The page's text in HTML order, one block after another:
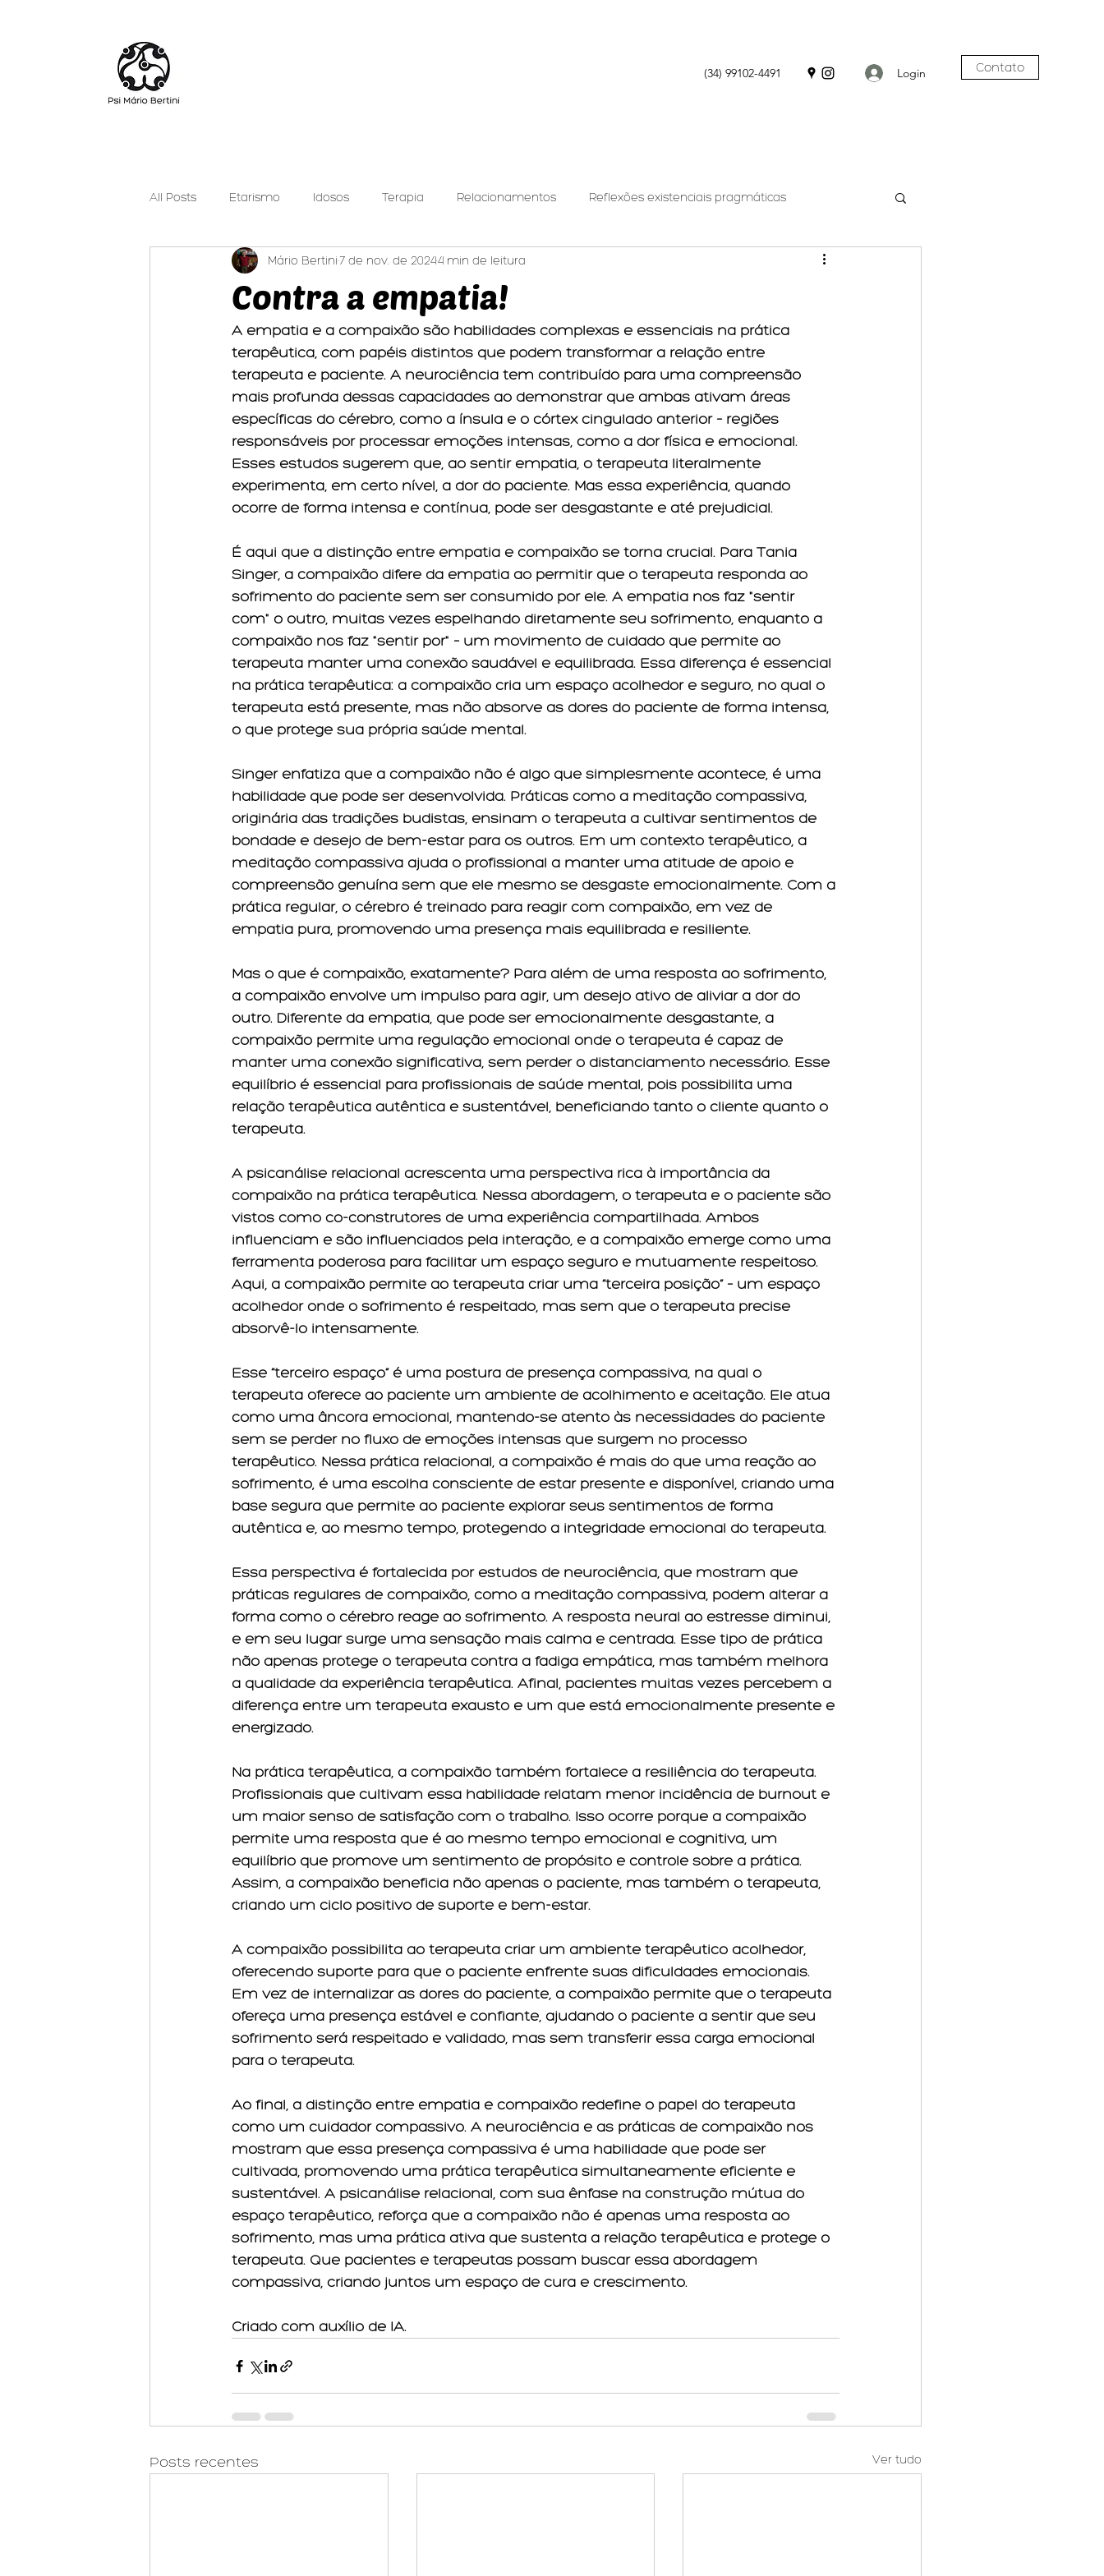
(34) 99102-4491 Login Contato
All Posts Etarismo Idosos Terapia Relacionamentos Reflexões existenciais pragmáticas
Cuidar Pode Ser Leve Psicanálise Relacional
Contra a empatia!
Mário Bertini7 de nov. de 20244 min de leitura
A empatia e a compaixão são habilidades complexas e essenciais na prática
terapêutica, com papéis distintos que podem transformar a relação entre
terapeuta e paciente. A neurociência tem contribuído para uma compreensão
mais profunda dessas capacidades ao demonstrar que ambas ativam áreas
específicas do cérebro, como a ínsula e o córtex cingulado anterior – regiões
responsáveis por processar emoções intensas, como a dor física e emocional.
Esses estudos sugerem que, ao sentir empatia, o terapeuta literalmente
experimenta, em certo nível, a dor do paciente. Mas essa experiência, quando
ocorre de forma intensa e contínua, pode ser desgastante e até prejudicial.
É aqui que a distinção entre empatia e compaixão se torna crucial. Para Tania
Singer, a compaixão difere da empatia ao permitir que o terapeuta responda ao
sofrimento do paciente sem ser consumido por ele. A empatia nos faz "sentir
com" o outro, muitas vezes espelhando diretamente seu sofrimento, enquanto a
compaixão nos faz "sentir por" – um movimento de cuidado que permite ao
terapeuta manter uma conexão saudável e equilibrada. Essa diferença é essencial
na prática terapêutica: a compaixão cria um espaço acolhedor e seguro, no qual o
terapeuta está presente, mas não absorve as dores do paciente de forma intensa,
o que protege sua própria saúde mental.
Singer enfatiza que a compaixão não é algo que simplesmente acontece; é uma
habilidade que pode ser desenvolvida. Práticas como a meditação compassiva,
originária das tradições budistas, ensinam o terapeuta a cultivar sentimentos de
bondade e desejo de bem-estar para os outros. Em um contexto terapêutico, a
meditação compassiva ajuda o profissional a manter uma atitude de apoio e
compreensão genuína sem que ele mesmo se desgaste emocionalmente. Com a
prática regular, o cérebro é treinado para reagir com compaixão, em vez de
empatia pura, promovendo uma presença mais equilibrada e resiliente.
Mas o que é compaixão, exatamente? Para além de uma resposta ao sofrimento,
a compaixão envolve um impulso para agir, um desejo ativo de aliviar a dor do
outro. Diferente da empatia, que pode ser emocionalmente desgastante, a
compaixão permite uma regulação emocional onde o terapeuta é capaz de
manter uma conexão significativa, sem perder o distanciamento necessário. Esse
equilíbrio é essencial para profissionais de saúde mental, pois possibilita uma
relação terapêutica autêntica e sustentável, beneficiando tanto o cliente quanto o
terapeuta.
A psicanálise relacional acrescenta uma perspectiva rica à importância da
compaixão na prática terapêutica. Nessa abordagem, o terapeuta e o paciente são
vistos como co-construtores de uma experiência compartilhada. Ambos
influenciam e são influenciados pela interação, e a compaixão emerge como uma
ferramenta poderosa para facilitar um espaço seguro e mutuamente respeitoso.
Aqui, a compaixão permite ao terapeuta criar uma “terceira posição” – um espaço
acolhedor onde o sofrimento é respeitado, mas sem que o terapeuta precise
absorvê-lo intensamente.
Esse “terceiro espaço” é uma postura de presença compassiva, na qual o
terapeuta oferece ao paciente um ambiente de acolhimento e aceitação. Ele atua
como uma âncora emocional, mantendo-se atento às necessidades do paciente
sem se perder no fluxo de emoções intensas que surgem no processo
terapêutico. Nessa prática relacional, a compaixão é mais do que uma reação ao
sofrimento; é uma escolha consciente de estar presente e disponível, criando uma
base segura que permite ao paciente explorar seus sentimentos de forma
autêntica e, ao mesmo tempo, protegendo a integridade emocional do terapeuta.
Essa perspectiva é fortalecida por estudos de neurociência, que mostram que
práticas regulares de compaixão, como a meditação compassiva, podem alterar a
forma como o cérebro reage ao sofrimento. A resposta neural ao estresse diminui,
e em seu lugar surge uma sensação mais calma e centrada. Esse tipo de prática
não apenas protege o terapeuta contra a fadiga empática, mas também melhora
a qualidade da experiência terapêutica. Afinal, pacientes muitas vezes percebem a
diferença entre um terapeuta exausto e um que está emocionalmente presente e
energizado.
Na prática terapêutica, a compaixão também fortalece a resiliência do terapeuta.
Profissionais que cultivam essa habilidade relatam menor incidência de burnout e
um maior senso de satisfação com o trabalho. Isso ocorre porque a compaixão
permite uma resposta que é ao mesmo tempo emocional e cognitiva, um
equilíbrio que promove um sentimento de propósito e controle sobre a prática.
Assim, a compaixão beneficia não apenas o paciente, mas também o terapeuta,
criando um ciclo positivo de suporte e bem-estar.
A compaixão possibilita ao terapeuta criar um ambiente terapêutico acolhedor,
oferecendo suporte para que o paciente enfrente suas dificuldades emocionais.
Em vez de internalizar as dores do paciente, a compaixão permite que o terapeuta
ofereça uma presença estável e confiante, ajudando o paciente a sentir que seu
sofrimento será respeitado e validado, mas sem transferir essa carga emocional
para o terapeuta.
Ao final, a distinção entre empatia e compaixão redefine o papel do terapeuta
como um cuidador compassivo. A neurociência e as práticas de compaixão nos
mostram que essa presença compassiva é uma habilidade que pode ser
cultivada, promovendo uma prática terapêutica simultaneamente eficiente e
sustentável. A psicanálise relacional, com sua ênfase na construção mútua do
espaço terapêutico, reforça que a compaixão não é apenas uma resposta ao
sofrimento, mas uma prática ativa que sustenta a relação terapêutica e protege o
terapeuta. Que pacientes e terapeutas possam buscar essa abordagem
compassiva, criando juntos um espaço de cura e crescimento.
Criado com auxílio de IA.
Posts recentes Ver tudo